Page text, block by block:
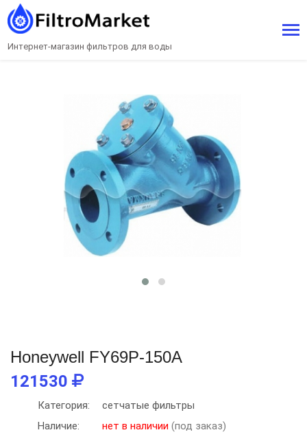
Интернет-магазин фильтров для воды
Honeywell FY69P-150A
121530
Категория:
сетчатые фильтры
Наличие:
нет в наличии (под заказ)